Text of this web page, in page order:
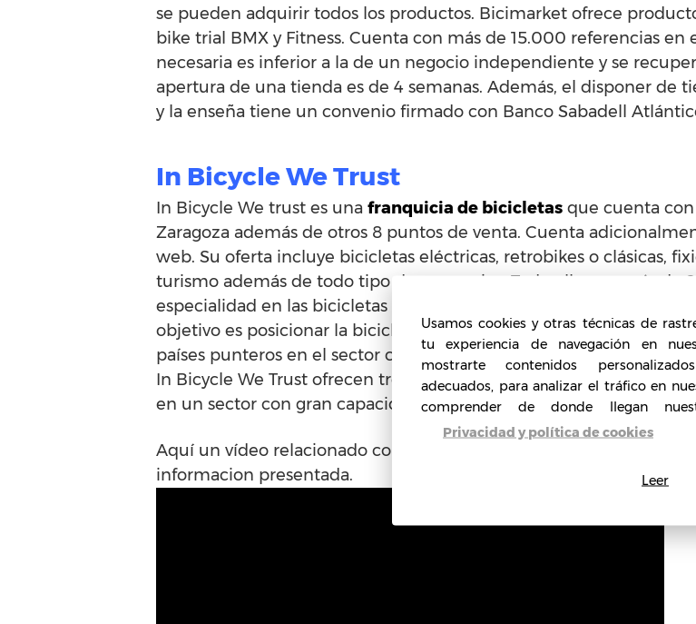
se pueden adquirir todos los productos. Bicimarket ofrece
bike trial BMX y Fitness. Cuenta con más de 15.000 referencias en
necesaria es inferior a la de un negocio independiente y se
apertura de una tienda es de 4 semanas. Además, el disponer de
y la enseña tiene un convenio firmado con Banco Sabadell
In Bicycle We Trust
In Bicycle We trust es una franquicia de bicicletas que cuenta
Zaragoza además de otros 8 puntos de venta. Cuenta
web. Su oferta incluye bicicletas eléctricas, retrobikes o clásicas,
turismo además de todo tipo de accesorios. Todo ello con más de
especialidad en las bicicletas eléctricas de alta gama, la cuáles
objetivo es posicionar la bicicleta como forma de transporte
países punteros en el sector como Finlandia, Alemania y EEUU.
In Bicycle We Trust ofrecen tres formas diferentes de
en un sector con gran capacidad de crecimiento puesto que el
Aquí un vídeo relacionado con el producto, la presta de bicicletas
informacion presentada.
Usamos cookies y otras técnicas de
tu experiencia de navegación en
mostrarte contenidos
adecuados, para analizar el tráfico en
comprender de donde llegan
Privacidad y política de cookies
Leer